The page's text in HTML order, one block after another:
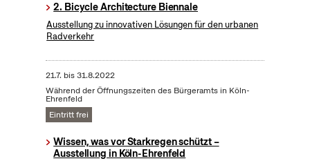
2. Bicycle Architecture Biennale
Ausstellung zu innovativen Lösungen für den urbanen
Radverkehr
21.7. bis31.8.2022
Während der Öffnungszeiten des Bürgeramts in Köln-
Ehrenfeld
Eintritt frei
Wissen, was vor Starkregen schützt –
Ausstellung in Köln-Ehrenfeld